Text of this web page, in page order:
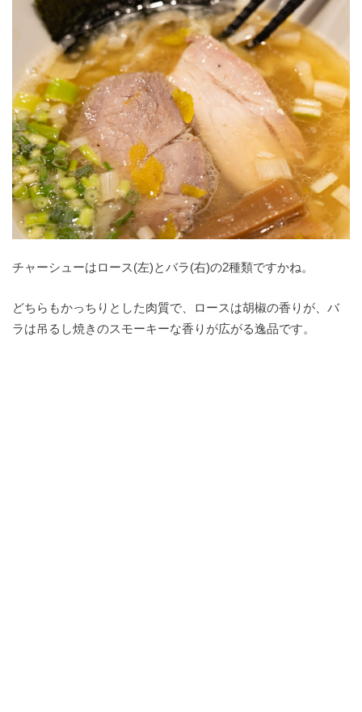
チャーシューはロース(左)とバラ(右)の2種類ですかね。
どちらもかっちりとした肉質で、ロースは胡椒の香りが、バ
ラは吊るし焼きのスモーキーな香りが広がる逸品です。